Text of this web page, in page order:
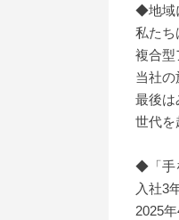
◆地域
私たち
複合型
当社
最後は
世代を
◆「手
入社3
2025